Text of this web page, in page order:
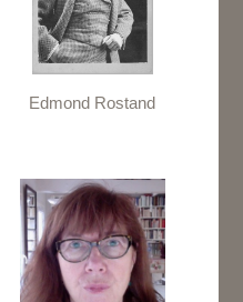
Edmond Rostand